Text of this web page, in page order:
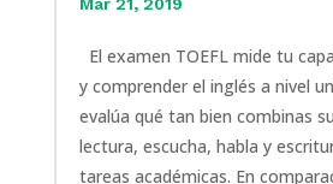
El examen TOEFL mide tu
y comprender el inglés a nivel
evalúa qué tan bien combinas
lectura, escucha, habla y
tareas académicas. En